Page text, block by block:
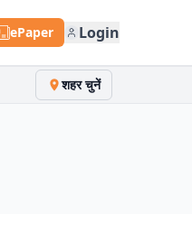
ePaper Login
शहर चुनें